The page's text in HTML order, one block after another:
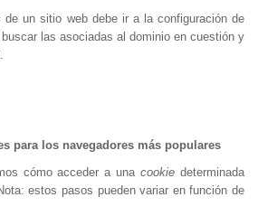
de un sitio web debe ir a la configuración de
las asociadas al dominio en cuestión y
para los navegadores más populares
cómo acceder a unacookie determinada
estos pasos pueden variar en función de